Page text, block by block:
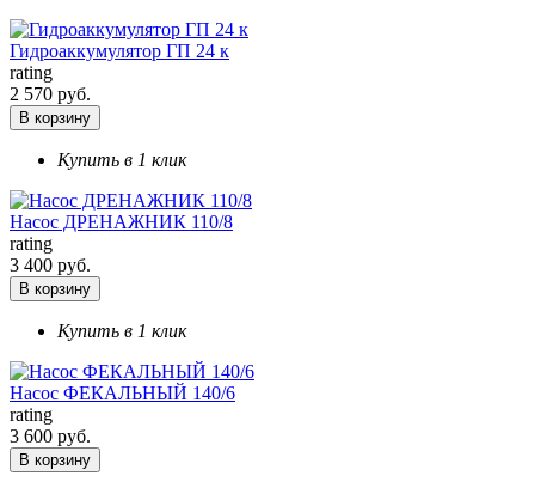
Гидроаккумулятор ГП 24 к
rating
2 570 руб.
В корзину
Купить в 1 клик
Насос ДРЕНАЖНИК 110/8
rating
3 400 руб.
В корзину
Купить в 1 клик
Насос ФЕКАЛЬНЫЙ 140/6
rating
3 600 руб.
В корзину